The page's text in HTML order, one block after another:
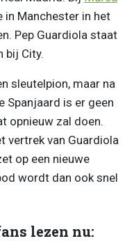
in Manchester in het
Pep Guardiola staat
bij City.
sleutelpion, maar na
Spanjaard is er geen
opnieuw zal doen.
vertrek van Guardiola
op een nieuwe
wordt dan ook snel
lezen nu: